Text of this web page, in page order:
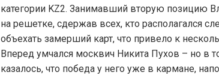
категории KZ2. Занимавший вторую позицию
на решетке, сдержав всех, кто располагался
объехать замерший карт, что привело к
Вперед умчался москвич Никита Пухов – но в
казалось, что победа у него уже в кармане,